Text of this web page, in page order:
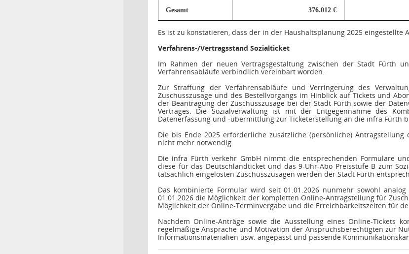
Gesamt 376.012 €
Es ist zu konstatieren, dass der in der Haushaltsplanung 2025 eingestellte
Verfahrens-/Vertragsstand Sozialticket
Im Rahmen der neuen Vertragsgestaltung zwischen der Stadt Fürth
Verfahrensabläufe verbindlich vereinbart worden.
Zur Straffung der Verfahrensabläufe und Verringerung des
Zuschusszusage und des Bestellvorgangs im Hinblick auf Tickets und
der Beantragung der Zuschusszusage bei der Stadt Fürth sowie der
Vertrages. Die Sozialverwaltung ist mit der Entgegennahme des
Datenerfassung und -übermittlung zur Ticketerstellung an die infra Fürth
Die bis Ende 2025 erforderliche zusätzliche (persönliche)
nicht mehr notwendig.
Die infra Fürth verkehr GmbH nimmt die entsprechenden Formulare
diese für das Deutschlandticket und das 9-Uhr-Abo Preisstufe B zum
tatsächlich eingelösten Zuschusszusagen werden der Stadt Fürth
Das kombinierte Formular wird seit 01.01.2026 nunmehr sowohl
01.01.2026 die Möglichkeit der kompletten Online-Antragstellung für
Möglichkeit der Online-Terminvergabe und die Erreichbarkeitszeiten für
Nachdem Online-Anträge sowie die Ausstellung eines Online-Tickets
regelmäßige Ansprache und Motivation der Anspruchsberechtigten zur
Informationsmaterialien usw. angepasst und passende